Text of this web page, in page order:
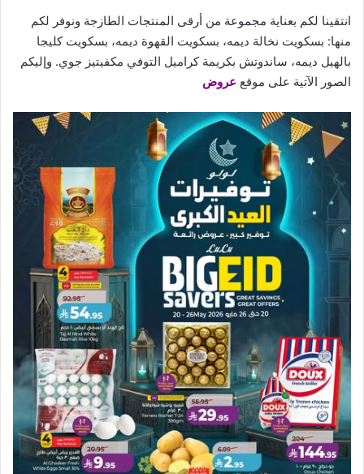
انتقينا لكم بعناية مجموعة من أرقى المنتجات الطازجة ونوفر لكم
منها: بسكويت نخالة ديمه، بسكويت القهوة ديمه، بسكويت كليجا
بالهيل ديمه، ساندوتش بكريمة كراميل التوفي مكفيتيز جوي. وإليكم
الصور الآتية على موقع عروض